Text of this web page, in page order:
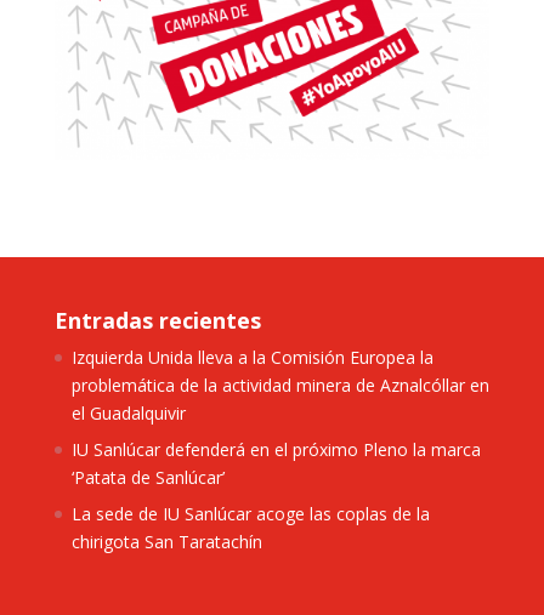
Entradas recientes
Izquierda Unida lleva a la Comisión Europea la
problemática de la actividad minera de Aznalcóllar en
el Guadalquivir
IU Sanlúcar defenderá en el próximo Pleno la marca
‘Patata de Sanlúcar’
La sede de IU Sanlúcar acoge las coplas de la
chirigota San Taratachín